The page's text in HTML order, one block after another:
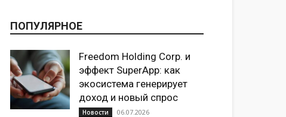
ПОПУЛЯРНОЕ
Freedom Holding Corp. и
эффект SuperApp: как
экосистема генерирует
доход и новый спрос
Новости 06.07.2026